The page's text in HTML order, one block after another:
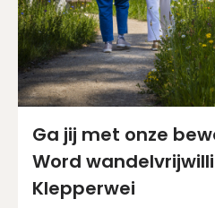
Ga jij met onze
Word
Klepperwei